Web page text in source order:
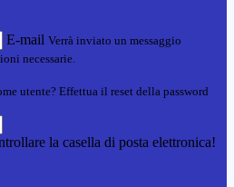
E-mail Verrà inviato un messaggio
necessarie.
utente? Effettua il reset della password
la casella di posta elettronica!